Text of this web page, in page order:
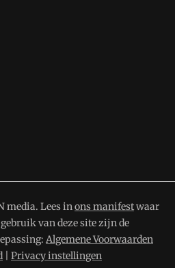
media. Lees inons manifestwaar
van deze site zijn de
Algemene Voorwaarden
Privacy instellingen